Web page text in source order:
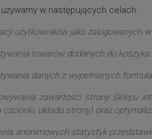
używamy w następujących celach:
użytkowników jako zalogowanych
towarów dodanych do koszyka
danych z wypełnianych
zawartości strony Sklepu
czcionki, układu strony) oraz
anonimowych statystyk